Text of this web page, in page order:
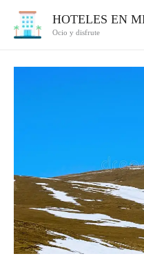
HOTELES EN
Ocio y disfrute